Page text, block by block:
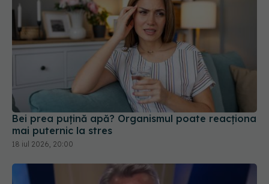
Bei prea puțină apă? Organismul poate reacționa
mai puternic la stres
18 iul 2026, 20:00